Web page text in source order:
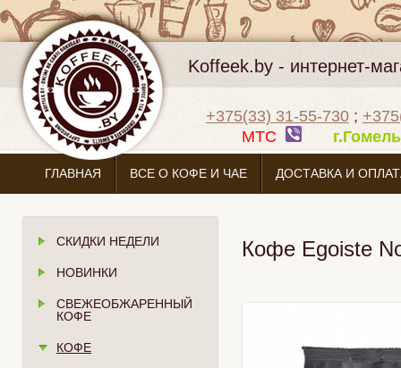
Koffeek.by - интернет-
+375(33) 31-55-730 ;
МТС
ГЛАВНАЯ ВСЕ О КОФЕ И ЧАЕ ДОСТАВКА И
СКИДКИ НЕДЕЛИ
НОВИНКИ
СВЕЖЕОБЖАРЕННЫЙ
КОФЕ
КОФЕ
Кофе Egoiste